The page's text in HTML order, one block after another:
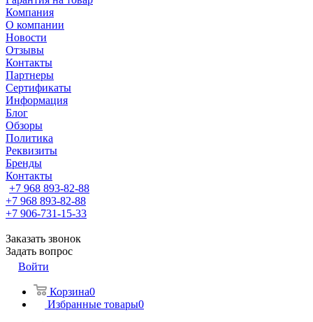
Компания
О компании
Новости
Отзывы
Контакты
Партнеры
Сертификаты
Информация
Блог
Обзоры
Политика
Реквизиты
Бренды
Контакты
+7 968 893-82-88
+7 968 893-82-88
+7 906-731-15-33
Заказать звонок
Задать вопрос
Войти
Корзина0
Избранные товары0